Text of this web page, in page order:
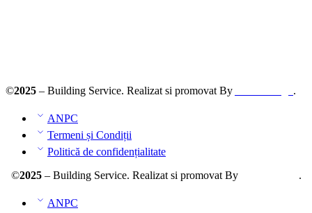
©2025 – Building Service. Realizat si promovat By .
ANPC
Termeni și Condiții
Politică de confidențialitate
©2025– Building Service. Realizat si promovat By .
ANPC